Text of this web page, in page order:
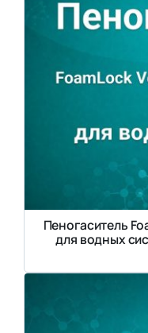
Пеногаситель
для водных